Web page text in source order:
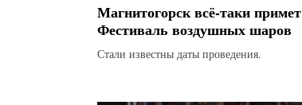
Магнитогорск всё-таки примет
Фестиваль воздушных шаров
Стали известны даты проведения.